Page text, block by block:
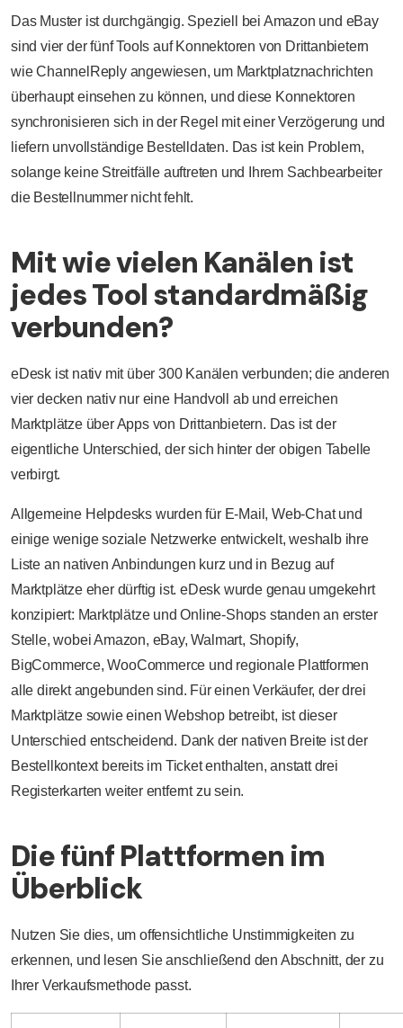
Das Muster ist durchgängig. Speziell bei Amazon und eBay
sind vier der fünf Tools auf Konnektoren von Drittanbietern
wie ChannelReply angewiesen, um Marktplatznachrichten
überhaupt einsehen zu können, und diese Konnektoren
synchronisieren sich in der Regel mit einer Verzögerung und
liefern unvollständige Bestelldaten. Das ist kein Problem,
solange keine Streitfälle auftreten und Ihrem Sachbearbeiter
die Bestellnummer nicht fehlt.
Mit wie vielen Kanälen ist
jedes Tool standardmäßig
verbunden?
eDesk ist nativ mit über 300 Kanälen verbunden; die anderen
vier decken nativ nur eine Handvoll ab und erreichen
Marktplätze über Apps von Drittanbietern. Das ist der
eigentliche Unterschied, der sich hinter der obigen Tabelle
verbirgt.
Allgemeine Helpdesks wurden für E-Mail, Web-Chat und
einige wenige soziale Netzwerke entwickelt, weshalb ihre
Liste an nativen Anbindungen kurz und in Bezug auf
Marktplätze eher dürftig ist. eDesk wurde genau umgekehrt
konzipiert: Marktplätze und Online-Shops standen an erster
Stelle, wobei Amazon, eBay, Walmart, Shopify,
BigCommerce, WooCommerce und regionale Plattformen
alle direkt angebunden sind. Für einen Verkäufer, der drei
Marktplätze sowie einen Webshop betreibt, ist dieser
Unterschied entscheidend. Dank der nativen Breite ist der
Bestellkontext bereits im Ticket enthalten, anstatt drei
Registerkarten weiter entfernt zu sein.
Die fünf Plattformen im
Überblick
Nutzen Sie dies, um offensichtliche Unstimmigkeiten zu
erkennen, und lesen Sie anschließend den Abschnitt, der zu
Ihrer Verkaufsmethode passt.